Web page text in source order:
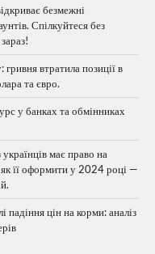
безмежні
Спілкуйтеся без
втратила позиції в
та євро.
у банках та обмінниках
має право на
як її оформити у 2024 році —
цін на корми: аналіз